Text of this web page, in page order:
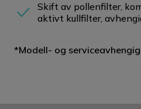
Skift av pollenfilter,
aktivt kullfilter,
*Modell- og serviceavhengig